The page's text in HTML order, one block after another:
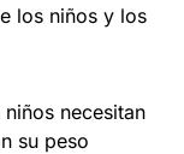
los niños y los
necesitan
su peso